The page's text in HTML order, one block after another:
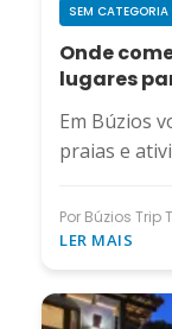
SEM CATEGORIA
Onde
lugares
Em Búzios
praias e
Por Búzios Trip
LER MAIS